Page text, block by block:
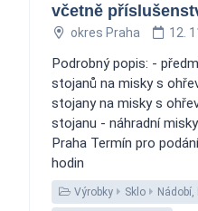
včetně
okres Praha 12.
Podrobný popis: -
stojanů na misky s
stojany na misky s
stojanu - náhradní
Praha Termín pro
hodin
Výrobky Sklo Nádobí,